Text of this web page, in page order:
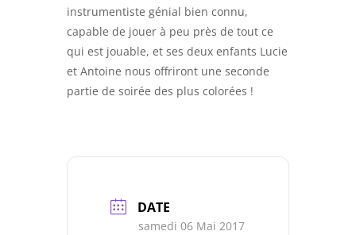
instrumentiste génial bien connu,
capable de jouer à peu près de tout ce
qui est jouable, et ses deux enfants Lucie
et Antoine nous offriront une seconde
partie de soirée des plus colorées !
DATE
samedi 06 Mai 2017